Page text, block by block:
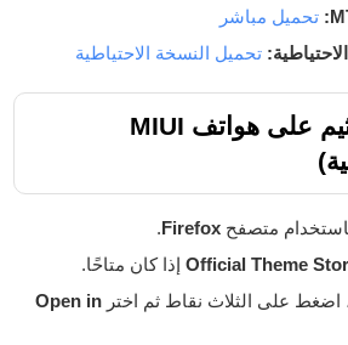
تحميل مباشر
تحميل النسخة الاحتياطية
طريقة تطبيق الثيم على هواتف MIUI
متصفح Firefox
.
Official Theme إذا كان متاحًا.
على الثلاث نقاط ثم اختر Open in